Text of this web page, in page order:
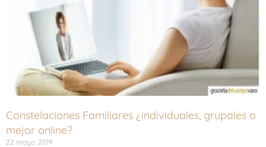
Constelaciones Familiares ¿individuales, grupales o
mejor online?
22 mayo, 2019